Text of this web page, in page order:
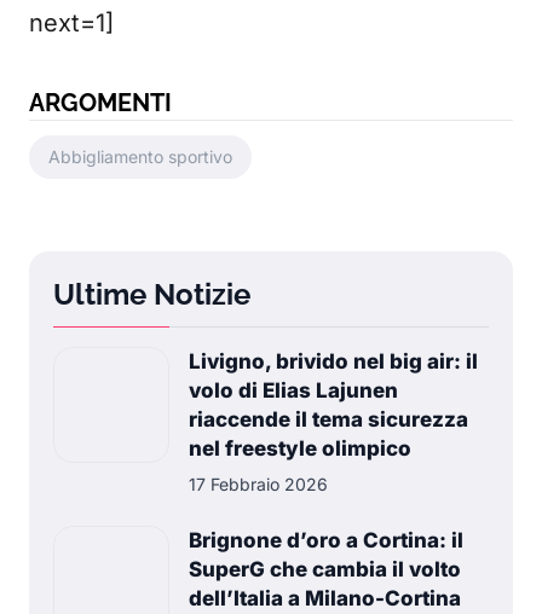
next=1]
ARGOMENTI
Abbigliamento sportivo
Ultime Notizie
Livigno, brivido nel big air: il
volo di Elias Lajunen
riaccende il tema sicurezza
nel freestyle olimpico
17 Febbraio 2026
Brignone d’oro a Cortina: il
SuperG che cambia il volto
dell’Italia a Milano-Cortina